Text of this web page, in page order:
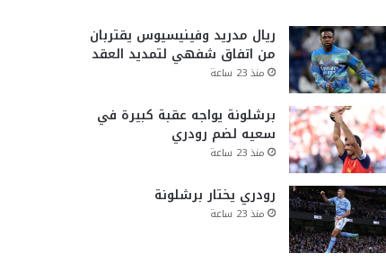
ريال مدريد وفينيسيوس يقتربان
من اتفاق شفهي لتمديد العقد
منذ 23 ساعة
برشلونة يواجه عقبة كبيرة في
سعيه لضم رودري
منذ 23 ساعة
رودري يختار برشلونة
منذ 23 ساعة